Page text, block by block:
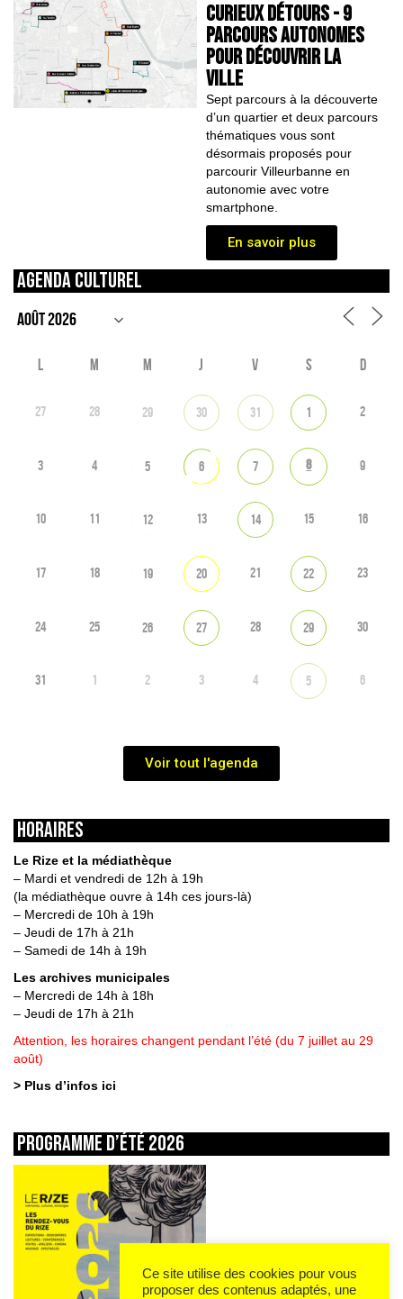
CURIEUX DÉTOURS - 9
parcours autonomes
pour découvrir la
ville
Sept parcours à la découverte
d’un quartier et deux parcours
thématiques vous sont
désormais proposés pour
parcourir Villeurbanne en
autonomie avec votre
smartphone.
En savoir plus
Agenda culturel
L M M J V S D
27 28 29 30 31 1 2
3 4 5 6 7 8 9
10 11 12 13 14 15 16
17 18 19 20 21 22 23
24 25 26 27 28 29 30
31 1 2 3 4 5 6
Voir tout l'agenda
HORAIRES
Le Rize et la médiathèque
– Mardi et vendredi de 12h à 19h
(la médiathèque ouvre à 14h ces jours-là)
– Mercredi de 10h à 19h
– Jeudi de 17h à 21h
– Samedi de 14h à 19h
Les archives municipales
– Mercredi de 14h à 18h
– Jeudi de 17h à 21h
Attention, les horaires changent pendant l’été (du 7 juillet au 29
août)
> Plus d’infos ici
Programme d’été 2026
Ce site utilise des cookies pour vous
proposer des contenus adaptés, une